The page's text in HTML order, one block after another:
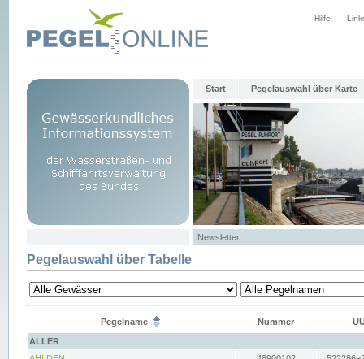
Hilfe
Start Pegelauswahl über Karte
Newsletter
Pegelauswahl über Tabelle
Pegelname Nummer
ALLER